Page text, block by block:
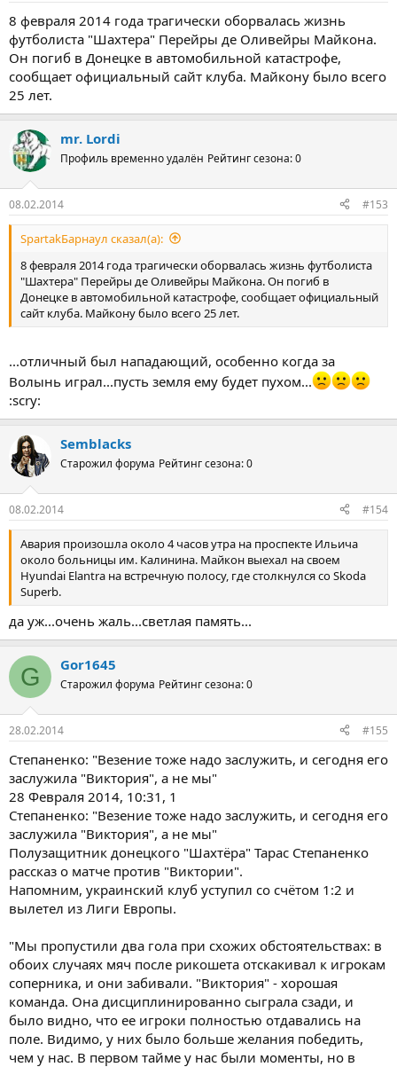
8 февраля 2014 года трагически оборвалась жизнь
футболиста "Шахтера" Перейры де Оливейры Майкона.
Он погиб в Донецке в автомобильной катастрофе,
сообщает официальный сайт клуба. Майкону было всего
25 лет.
mr. Lordi
Профиль временно удалён Рейтинг сезона: 0
08.02.2014 #153
SpartakБарнаул сказал(а):
8 февраля 2014 года трагически оборвалась жизнь футболиста
"Шахтера" Перейры де Оливейры Майкона. Он погиб в
Донецке в автомобильной катастрофе, сообщает официальный
сайт клуба. Майкону было всего 25 лет.
...отличный был нападающий, особенно когда за
Волынь играл...пусть земля ему будет пухом...
:scry:
Semblacks
Старожил форума Рейтинг сезона: 0
08.02.2014 #154
Авария произошла около 4 часов утра на проспекте Ильича
около больницы им. Калинина. Майкон выехал на своем
Hyundai Elantra на встречную полосу, где столкнулся со Skoda
Superb.
да уж...очень жаль...светлая память...
G Gor1645
Старожил форума Рейтинг сезона: 0
28.02.2014 #155
Степаненко: "Везение тоже надо заслужить, и сегодня его
заслужила "Виктория", а не мы"
28 Февраля 2014, 10:31, 1
Степаненко: "Везение тоже надо заслужить, и сегодня его
заслужила "Виктория", а не мы"
Полузащитник донецкого "Шахтёра" Тарас Степаненко
рассказ о матче против "Виктории".
Напомним, украинский клуб уступил со счётом 1:2 и
вылетел из Лиги Европы.
"Мы пропустили два гола при схожих обстоятельствах: в
обоих случаях мяч после рикошета отскакивал к игрокам
соперника, и они забивали. "Виктория" - хорошая
команда. Она дисциплинированно сыграла сзади, и
было видно, что ее игроки полностью отдавались на
поле. Видимо, у них было больше желания победить,
чем у нас. В первом тайме у нас были моменты, но в